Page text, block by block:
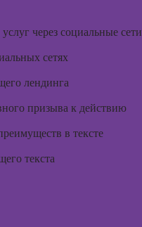
через социальные сети
сетях
лендинга
призыва к действию
в тексте
текста